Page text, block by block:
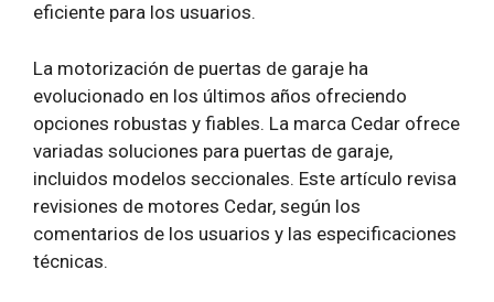
eficiente para los usuarios.
La motorización de puertas de garaje ha
evolucionado en los últimos años ofreciendo
opciones robustas y fiables. La marca Cedar ofrece
variadas soluciones para puertas de garaje,
incluidos modelos seccionales. Este artículo revisa
revisiones de motores Cedar, según los
comentarios de los usuarios y las especificaciones
técnicas.